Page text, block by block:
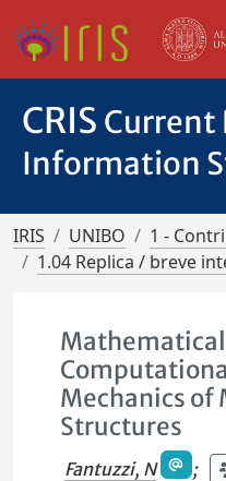
CRIS Current
Information
IRIS UNIBO
1 -
1.04 Replica / breve
Mathematical
Mechanics of
Structures
Fantuzzi, N
;